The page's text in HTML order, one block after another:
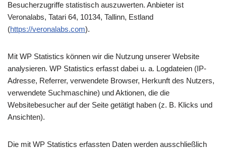
Besucherzugriffe statistisch auszuwerten. Anbieter ist
Veronalabs, Tatari 64, 10134, Tallinn, Estland
(https://veronalabs.com).
Mit WP Statistics können wir die Nutzung unserer Website
analysieren. WP Statistics erfasst dabei u. a. Logdateien (IP-
Adresse, Referrer, verwendete Browser, Herkunft des Nutzers,
verwendete Suchmaschine) und Aktionen, die die
Websitebesucher auf der Seite getätigt haben (z. B. Klicks und
Ansichten).
Die mit WP Statistics erfassten Daten werden ausschließlich